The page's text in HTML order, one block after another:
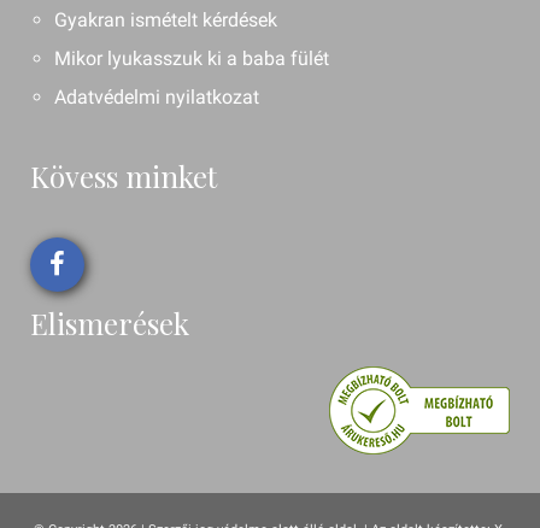
Gyakran ismételt kérdések
Mikor lyukasszuk ki a baba fülét
Adatvédelmi nyilatkozat
Kövess minket
Elismerések